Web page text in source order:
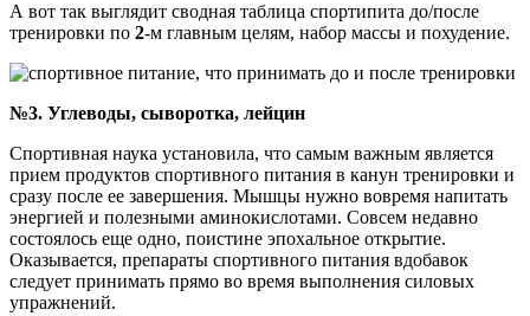
А вот так выглядит сводная таблица спортипита до/после
тренировки по 2-м главным целям, набор массы и похудение.
№3. Углеводы, сыворотка, лейцин
Спортивная наука установила, что самым важным является
прием продуктов спортивного питания в канун тренировки и
сразу после ее завершения. Мышцы нужно вовремя напитать
энергией и полезными аминокислотами. Совсем недавно
состоялось еще одно, поистине эпохальное открытие.
Оказывается, препараты спортивного питания вдобавок
следует принимать прямо во время выполнения силовых
упражнений.